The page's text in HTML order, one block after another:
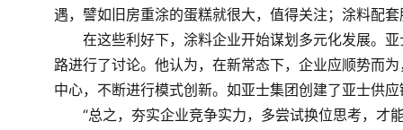
遇，譬如旧房重涂的蛋糕就很大，值得关注；涂料配
在这些利好下，涂料企业开始谋划多元化发展。亚
路进行了讨论。他认为，在新常态下，企业应顺势而
中心，不断进行模式创新。如亚士集团创建了亚士供
“总之，夯实企业竞争实力，多尝试换位思考，才